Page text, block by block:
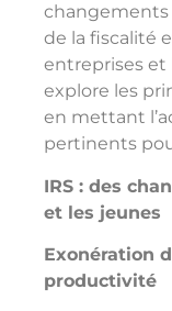
changements
de la fiscalité
entreprises et
explore les
en mettant
pertinents
IRS : des
et les jeunes
Exonération
productivité